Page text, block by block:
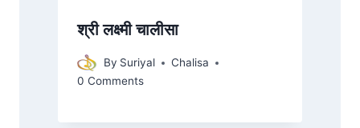
श्री लक्ष्मी चालीसा
By Suriyal
Chalisa
0 Comments